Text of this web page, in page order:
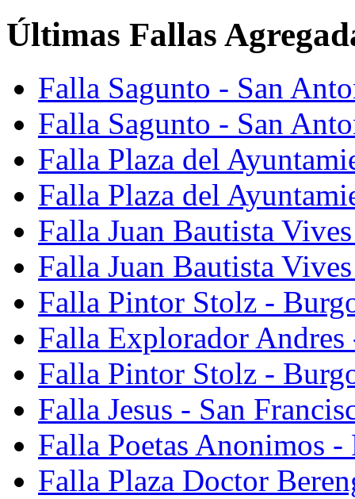
Últimas Fallas
Falla Sagunto - San
Falla Sagunto - San
Falla Plaza del
Falla Plaza del
Falla Juan Bautista
Falla Juan Bautista
Falla Pintor Stolz -
Falla Explorador Andres
Falla Pintor Stolz -
Falla Jesus - San
Falla Poetas Anonimos
Falla Plaza Doctor